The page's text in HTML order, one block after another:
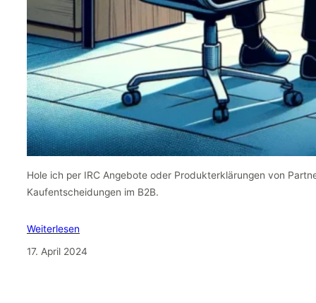
Hole ich per IRC Angebote oder Produkterklärungen von
Kaufentscheidungen im B2B.
Weiterlesen
17. April 2024